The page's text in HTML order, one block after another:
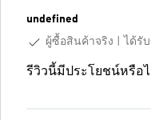
undefined
ผู้ซื้อสินค้าจริง
ได้รั
รีวิวนี้มีประโยชน์หรือ